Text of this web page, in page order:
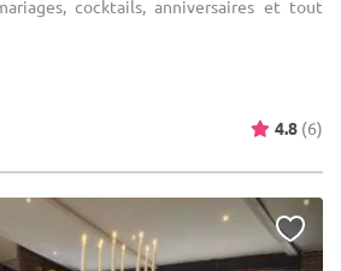
cocktails, anniversaires et tout
4.8 (6)